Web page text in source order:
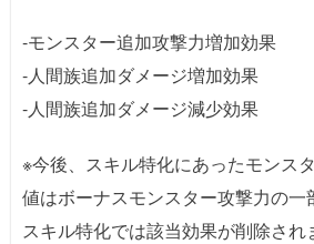
-モンスター追加攻撃力増加効果
-人間族追加ダメージ増加効果
-人間族追加ダメージ減少効果
※今後、スキル特化にあったモンス
値はボーナスモンスター攻撃力の一
スキル特化では該当効果が削除され